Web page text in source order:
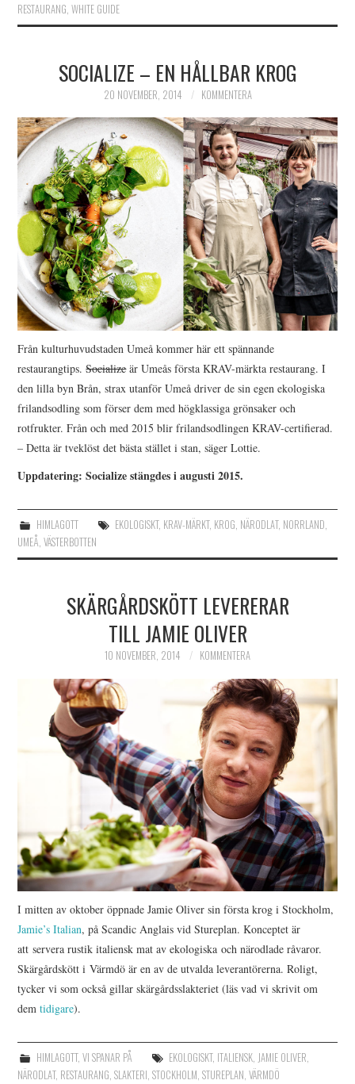
RESTAURANG ,WHITE GUIDE
SOCIALIZE – EN HÅLLBAR KROG
20 NOVEMBER, 2014 KOMMENTERA
Från kulturhuvudstaden Umeå kommer här ett spännande
restaurangtips.Socializeär Umeås första KRAV-märkta restaurang. I
den lilla byn Brån, strax utanför Umeå driver de sin egen ekologiska
frilandsodling som förser dem med högklassiga grönsaker och
rotfrukter. Från och med 2015 blir frilandsodlingen KRAV-certifierad.
– Detta är tveklöst det bästa stället i stan, säger Lottie.
Uppdatering: Socialize stängdes i augusti 2015.
HIMLAGOTT EKOLOGISKT, KRAV-MÄRKT, KROG, NÄRODLAT, NORRLAND,
UMEÅ,VÄSTERBOTTEN
SKÄRGÅRDSKÖTT LEVERERAR
TILL JAMIE OLIVER
10 NOVEMBER, 2014 KOMMENTERA
I mitten av oktober öppnade Jamie Oliver sin första krog i Stockholm,
Jamie’s Italian, på Scandic Anglais vid Stureplan. Konceptet är
att servera rustik italiensk mat av ekologiska och närodlade råvaror.
Skärgårdskött i Värmdö är en av de utvalda leverantörerna. Roligt,
tycker vi som också gillar skärgårdsslakteriet (läs vad vi skrivit om
demtidigare).
HIMLAGOTT, VI SPANAR PÅ EKOLOGISKT, ITALIENSK, JAMIE OLIVER,
NÄRODLAT, RESTAURANG,SLAKTERI,STOCKHOLM,STUREPLAN,VÄRMDÖ